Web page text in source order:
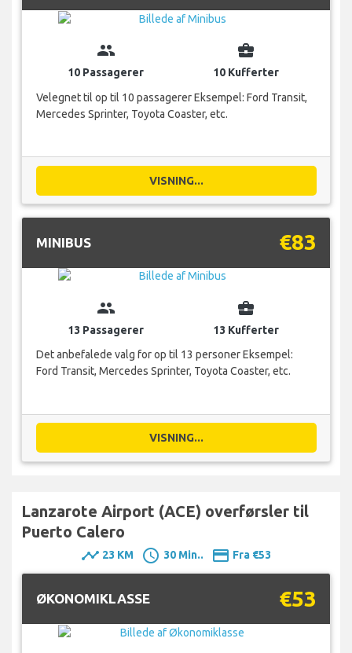
group
10 Passagerer
business_center
10 Kufferter
Velegnet til op til 10 passagerer Eksempel: Ford Transit,
Mercedes Sprinter, Toyota Coaster, etc.
VISNING...
MINIBUS €83
group
13 Passagerer
business_center
13 Kufferter
Det anbefalede valg for op til 13 personer Eksempel:
Ford Transit, Mercedes Sprinter, Toyota Coaster, etc.
VISNING...
Lanzarote Airport (ACE) overførsler til
Puerto Calero
timeline 23 KM schedule 30 Min.. payment Fra €53
ØKONOMIKLASSE €53